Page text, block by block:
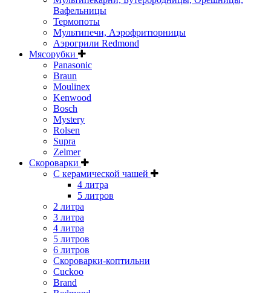
Вафельницы
Термопоты
Мультипечи, Аэрофритюрницы
Аэрогрили Redmond
Мясорубки
Panasonic
Braun
Moulinex
Kenwood
Bosch
Mystery
Rolsen
Supra
Zelmer
Скороварки
С керамической чашей
4 литра
5 литров
2 литра
3 литра
4 литра
5 литров
6 литров
Скороварки-коптильни
Cuckoo
Brand